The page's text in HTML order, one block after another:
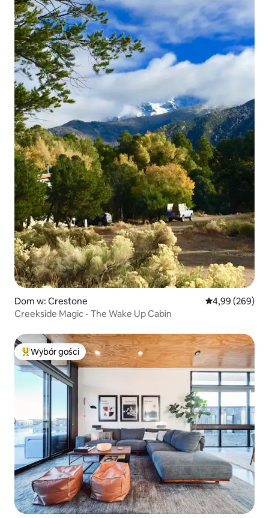
Dom w: Crestone Średnia
4,99 (269)
Creekside Magic - The Wake Up Cabin
Najpopularniejsze z kategorii Wybór gości
Wybór gości